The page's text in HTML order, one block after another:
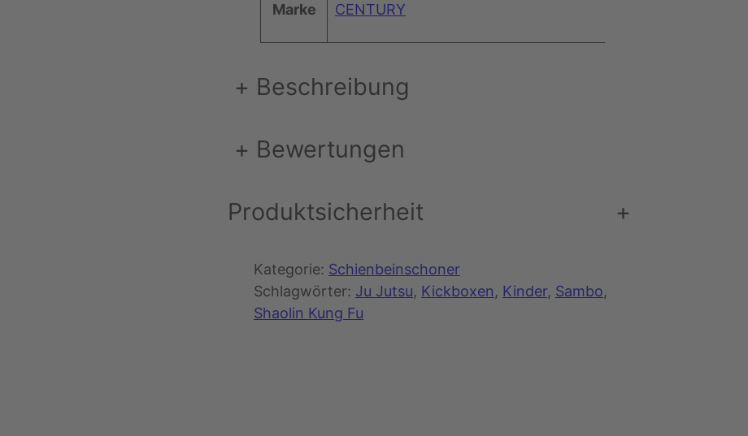
Marke CENTURY
+ Beschreibung
+ Bewertungen
Produktsicherheit +
Kategorie: Schienbeinschoner
Schlagwörter: Ju Jutsu, Kickboxen, Kinder, Sambo
Shaolin Kung Fu